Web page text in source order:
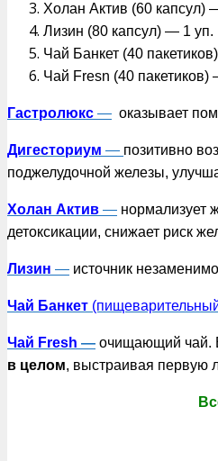
Холан Актив (60 капсул)
Лизин (80 капсул) — 1 уп.
Чай Банкет (40
Чай Fresn (40 пакетиков)
Гастролюкс — оказывает
Дигесториум — позитивно
поджелудочной железы,
Холан Актив — нормализует
детоксикации, снижает риск
Лизин — источник
Чай Банкет
Чай Fresh — очищающий чай.
в целом, выстраивая первую